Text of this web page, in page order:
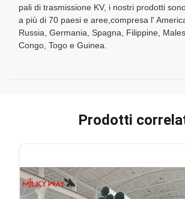
pali di trasmissione KV, i nostri prodotti
a più di 70 paesi e aree,compresa l'
Russia, Germania, Spagna, Filippine,
Congo, Togo e Guinea.
Prodotti